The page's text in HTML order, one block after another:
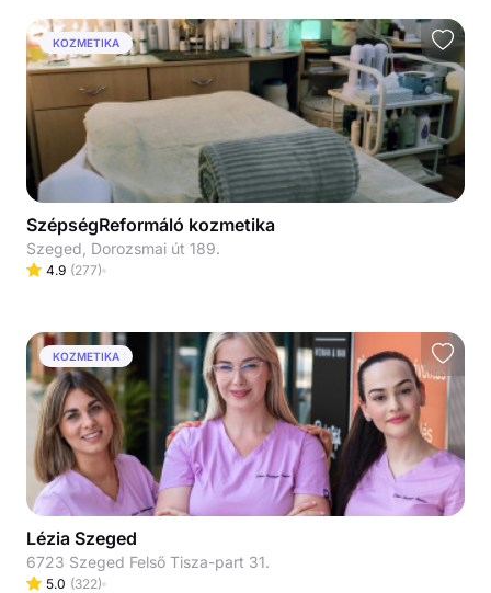
KOZMETIKA
SzépségReformáló kozmetika
Szeged, Dorozsmai út 189.
4.9 (277)
KOZMETIKA
Lézia Szeged
6723 Szeged Felső Tisza-part 31.
5.0 (322)